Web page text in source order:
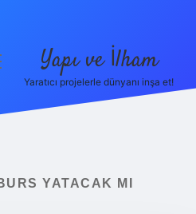
Yapı ve İlham
Yaratıcı projelerle dünyanı inşa et!
YATACAK MI